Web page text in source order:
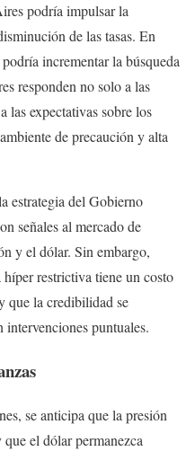
podría impulsar la
de las tasas. En
incrementar la búsqueda
responden no solo a las
las expectativas sobre los
de precaución y alta
estrategia del Gobierno
señales al mercado de
y el dólar. Sin embargo,
restrictiva tiene un costo
que la credibilidad se
intervenciones puntuales.
se anticipa que la presión
el dólar permanezca